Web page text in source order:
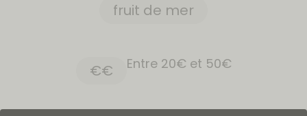
fruit de mer
€€ Entre 20€ et 50€